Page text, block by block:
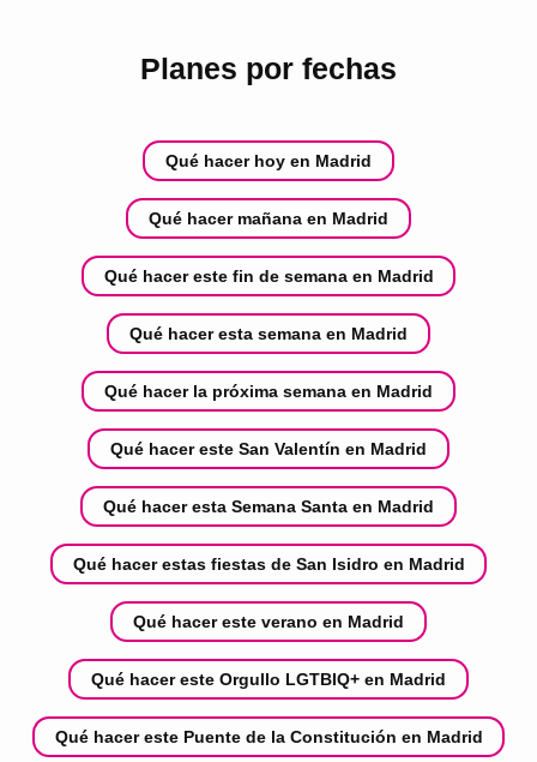
Planes por fechas
Qué hacer hoy en Madrid
Qué hacer mañana en Madrid
Qué hacer este fin de semana en Madrid
Qué hacer esta semana en Madrid
Qué hacer la próxima semana en Madrid
Qué hacer este San Valentín en Madrid
Qué hacer esta Semana Santa en Madrid
Qué hacer estas fiestas de San Isidro en Madrid
Qué hacer este verano en Madrid
Qué hacer este Orgullo LGTBIQ+ en Madrid
Qué hacer este Puente de la Constitución en Madrid